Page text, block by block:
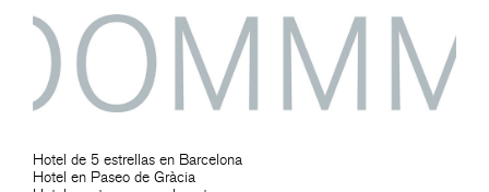
Hotel de 5 estrellas en Barcelona
Hotel en Paseo de Gràcia